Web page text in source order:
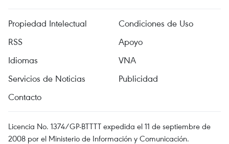
Propiedad Intelectual
Condiciones de Uso
RSS
Apoyo
Idiomas
VNA
Servicios de Noticias
Publicidad
Contacto
Licencia No. 1374/GP-BTTTT expedida el 11 de septiembre de
2008 por el Ministerio de Información y Comunicación.